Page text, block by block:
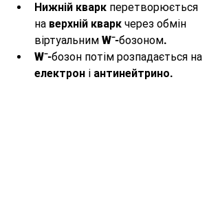
Нижній кварк перетворюється
на верхній кварк через обмін
віртуальним W⁻-бозоном.
W⁻-бозон потім розпадається на
електрон і антинейтрино.